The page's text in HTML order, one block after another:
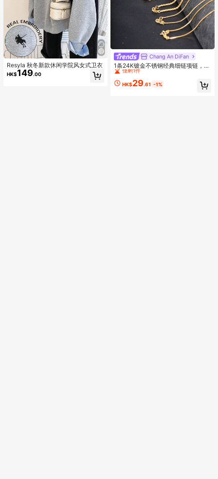
Resyla 秋冬新款休闲学院风女式卫衣
HK$149.00
Chang An DiFan
1条24K镀金不锈钢经典细链项链，百
搭简约，可个性化定制，适合女性日
常、休闲、旅行等场合，是送给女
友、朋友、社交场合的理想礼物。
High Repeat Customers
僅剩1件
High Repeat Customers
僅剩1件
High Repeat Customers
僅剩1件
HK$29.61 -1%